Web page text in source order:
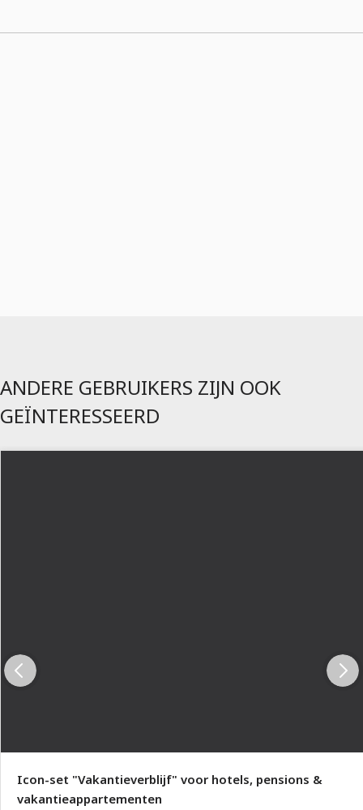
ANDERE GEBRUIKERS ZIJN OOK
GEÏNTERESSEERD
Icon-set "Vakantieverblijf" voor hotels, pensions &
vakantieappartementen